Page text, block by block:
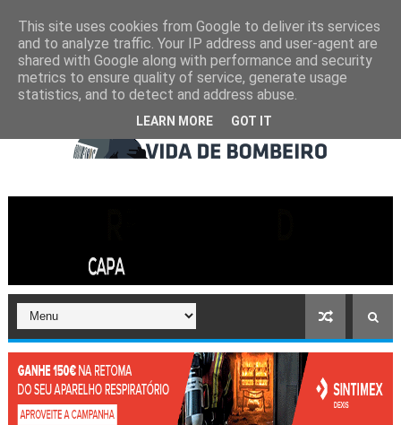
This site uses cookies from Google to deliver its services
and to analyze traffic. Your IP address and user-agent are
shared with Google along with performance and security
metrics to ensure quality of service, generate usage
statistics, and to detect and address abuse.
LEARN MORE GOT IT